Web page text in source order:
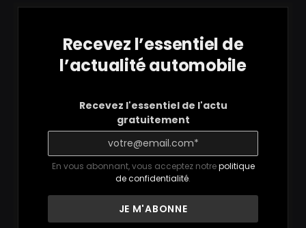
Recevez l’essentiel de
l’actualité automobile
Recevez l'essentiel de l'actu
gratuitement
En vous abonnant, vous acceptez notrepolitique
de confidentialité.